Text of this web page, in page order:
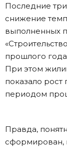
Последние
снижение
выполненных
прошлого
При этом
показало
периодом
Правда,
сформирован,